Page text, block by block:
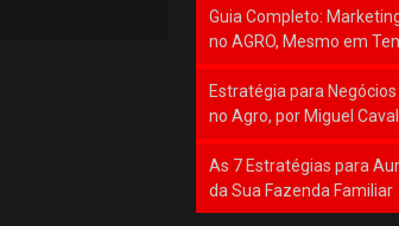
Guia Completo:
no AGRO, Mesmo em
Estratégia para
no Agro, por Miguel
As 7 Estratégias para
da Sua Fazenda Familiar